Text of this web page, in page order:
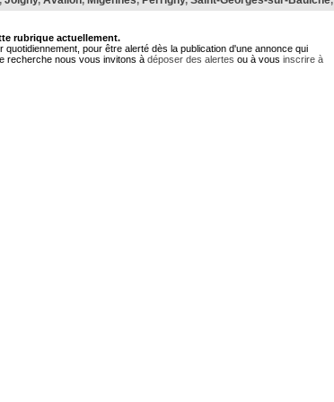
rubrique actuellement.
quotidiennement, pour être alerté dès la publication d'une annonce qui
recherche nous vous invitons à déposer des alertes ou à vous inscrire à